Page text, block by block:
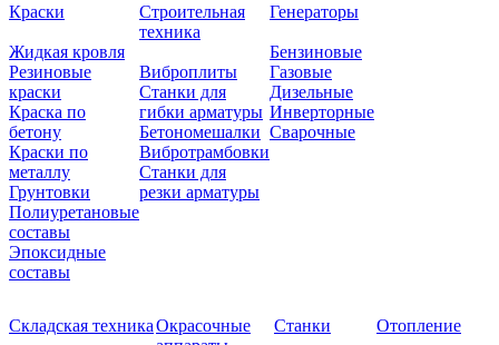
Краски
Жидкая кровля
Резиновые
краски
Краска по
бетону
Краски по
металлу
Грунтовки
Полиуретановые
составы
Эпоксидные
составы
Строительная
техника
Виброплиты
Станки для
гибки арматуры
Бетономешалки
Вибротрамбовки
Станки для
резки арматуры
Генераторы
Бензиновые
Газовые
Дизельные
Инверторные
Сварочные
Складская техникаОкрасочные
Станки Отопление